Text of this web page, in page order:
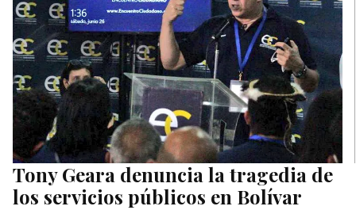
Tony Geara denuncia la tragedia de
los servicios públicos en Bolívar